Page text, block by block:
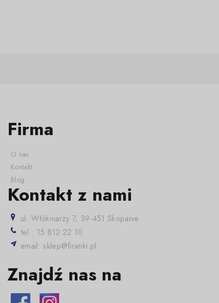
Firma
O nas
Kontakt
Blog
Kontakt z nami
ul. Włókniarzy 7, 39-451 Skopanie
tel.: 15 812 22 10
email: sklep@firanki.pl
Znajdź nas na